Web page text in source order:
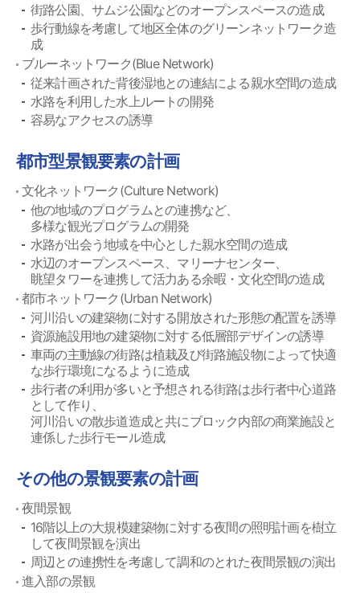
街路公園、サムジ公園などのオープンスペースの造成
歩行動線を考慮して地区全体のグリーンネットワーク造
成
ブルーネットワーク(Blue Network)
従来計画された背後湿地との連結による親水空間の造成
水路を利用した水上ルートの開発
容易なアクセスの誘導
都市型景観要素の計画
文化ネットワーク(Culture Network)
他の地域のプログラムとの連携など、
多様な観光プログラムの開発
水路が出会う地域を中心とした親水空間の造成
水辺のオープンスペース、マリーナセンター、
眺望タワーを連携して活力ある余暇・文化空間の造成
都市ネットワーク(Urban Network)
河川沿いの建築物に対する開放された形態の配置を誘導
資源施設用地の建築物に対する低層部デザインの誘導
車両の主動線の街路は植栽及び街路施設物によって快適
な歩行環境になるように造成
歩行者の利用が多いと予想される街路は歩行者中心道路
として作り、
河川沿いの散歩道造成と共にブロック内部の商業施設と
連係した歩行モール造成
その他の景観要素の計画
夜間景観
16階以上の大規模建築物に対する夜間の照明計画を樹立
して夜間景観を演出
周辺との連携性を考慮して調和のとれた夜間景観の演出
進入部の景観